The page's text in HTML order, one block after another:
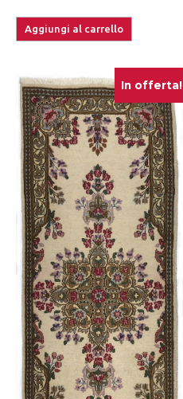
Aggiungi al carrello
In offerta!